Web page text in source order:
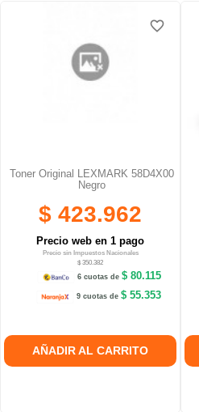
Toner Original LEXMARK 58D4X00
Negro
$ 423.962
Precio web en 1 pago
Precio sin Impuestos Nacionales
$ 350.382
6 cuotas de $ 80.115
9 cuotas de$ 55.353
AÑADIR AL CARRITO
favorite_border
favorite_border
favorite_border